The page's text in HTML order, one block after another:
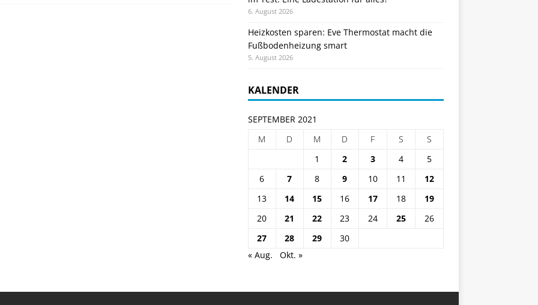
6. August 2026
Heizkosten sparen: Eve Thermostat macht die
Fußbodenheizung smart
5. August 2026
KALENDER
SEPTEMBER 2021
M
D M D F S
S
1
2 3 4
5
6
7 8 9 10 11
12
13
14 15 16 17 18
19
20
21 22 23 24 25
26
27
28 29
30
« Aug.
Okt. »